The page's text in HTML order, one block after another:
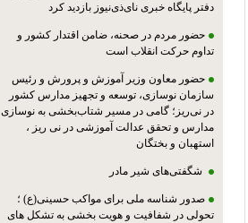
دفتر پایگاه خبری نای‌ذی‌نیوز بازدید کرد
حضور مردم در صحنه، ضامن اقتدار کشور و
تداوم حرکت انقلاب است
حضور معاون وزیر آموزش و پرورش و رئیس
سازمان نوسازی، توسعه و تجهیز مدارس کشور
در نی‌ریز؛ گامی در مسیر شتاب‌بخشی به نوسازی
مدارس و تحقق عدالت آموزشی در نی ریز ،
استهبان و بختگان
شگفتی‌های شیر مادر
صدور شناسه ملی برای مواکب حسینی(ع) ؛
تحولی در شفافیت و هویت بخشی به تشکل های